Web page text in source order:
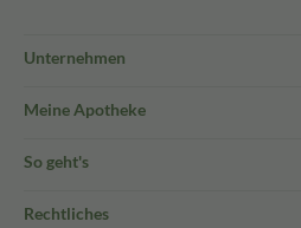
Unternehmen
Meine Apotheke
So geht's
Rechtliches